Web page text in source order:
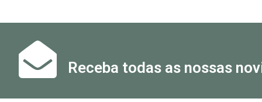
Receba todas as nossas